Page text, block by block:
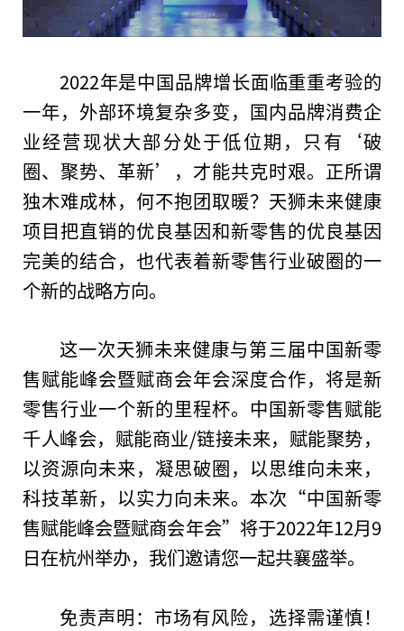
2022年是中国品牌增长面临重重考验的
一年，外部环境复杂多变，国内品牌消费企
业经营现状大部分处于低位期，只有‘破
圈、聚势、革新’，才能共克时艰。正所谓
独木难成林，何不抱团取暖？天狮未来健康
项目把直销的优良基因和新零售的优良基因
完美的结合，也代表着新零售行业破圈的一
个新的战略方向。
这一次天狮未来健康与第三届中国新零
售赋能峰会暨赋商会年会深度合作，将是新
零售行业一个新的里程杯。 中国新零售赋能
千人峰会，赋能商业/链接未来，赋能聚势，
以资源向未来，凝思破圈，以思维向未来，
科技革新，以实力向未来。本次“中国新零
售赋能峰会暨赋商会年会”将于2022年12月9
日在杭州举办，我们邀请您一起共襄盛举。
免责声明：市场有风险，选择需谨慎！